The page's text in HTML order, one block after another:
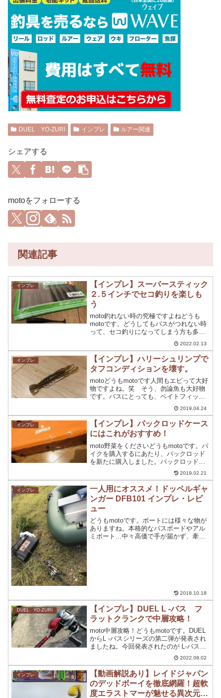
DUEL YO-ZURI インプレ ルアー関連
シェアする
motoをフォローする
0
関連記事
インプレ
【インプレ】スーパースティック
２.５インチでセコ釣りを楽しも
う
moto釣れない時の究極ですよねどうも
motoです。どうしてもバスがつれない時
って、セコ釣りになってしまう方も多い
と思います。だって・・・小さいバスで
も釣りたいもんね！とりあえずサイズを
選ばずに釣るには、小さいワームを使用
すれば釣れるって印...
2022.02.13
インプレ
【インプレ】ハリーシュリンプで
タフコンディションを壊す。
motoどうもmotoです人間もエビって大好
物ですよね。笑 そう、勿論魚も大好物
です。バスにとっても、ベイトフィッシ
ュとして捕食していますし釣りに置いて
も、【エビ】をモチーフにしたワーム・
ルアーって沢山ありますよね。そこで今
回ご紹介するのが...
2019.04.24
インプレ
【インプレ】パックロッドケース
にはこれがおすすめ！
moto野菜をくださいどうもmotoです。バ
イクを購入するにあたり、パックロッド
を新たに購入しました。パックロッドを
購入したのですが、ケースがなく困って
いました。バイクで持ち運びするんだっ
たら、ケース一つで移動したいですよ
ね。そこで、購入し...
2019.02.21
インプレ
一人用にオススメ！ドッペルギャ
ンガー DFB101 インプレ・レビ
ュー
どうもmotoです。ボートには様々な物が
ありますね。本格的なバスボードやアル
ミボート…中々高価で手が届かず、牽引
2018.10.18
DUEL YO-ZURI
【インプレ】DUEL L -バス フ
ラットクランクで中層攻略！
moto中層攻略！どうもmotoです。DUEL
からL -バスシリーズの第二弾が発表され
ましたね。今回発表されたのが L-バスポ
ッパー L-バスシャッド L-バスクランク
SR L-バスクランクMR L-バスクランクDD
L-バスフラットクラン...
2022.08.02
インプレ
【動画解説あり】レイドジャパン
のデッドボーイを徹底網羅！超軟
度エラストマーが魅せる異次元の